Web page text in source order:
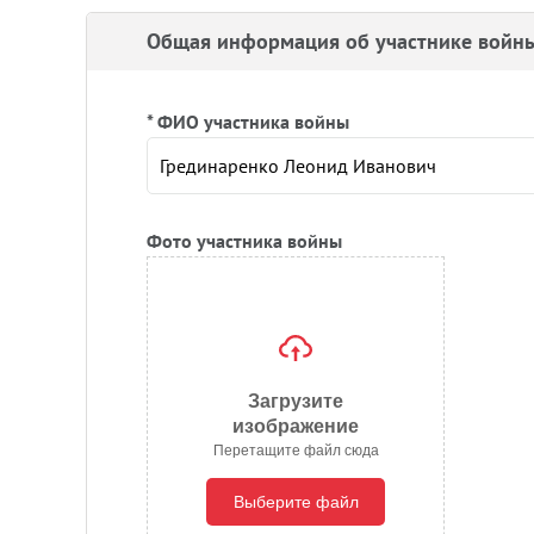
Общая информация об участнике
* ФИО участника войны
Фото участника войны
Загрузите
изображение
Перетащите файл сюда